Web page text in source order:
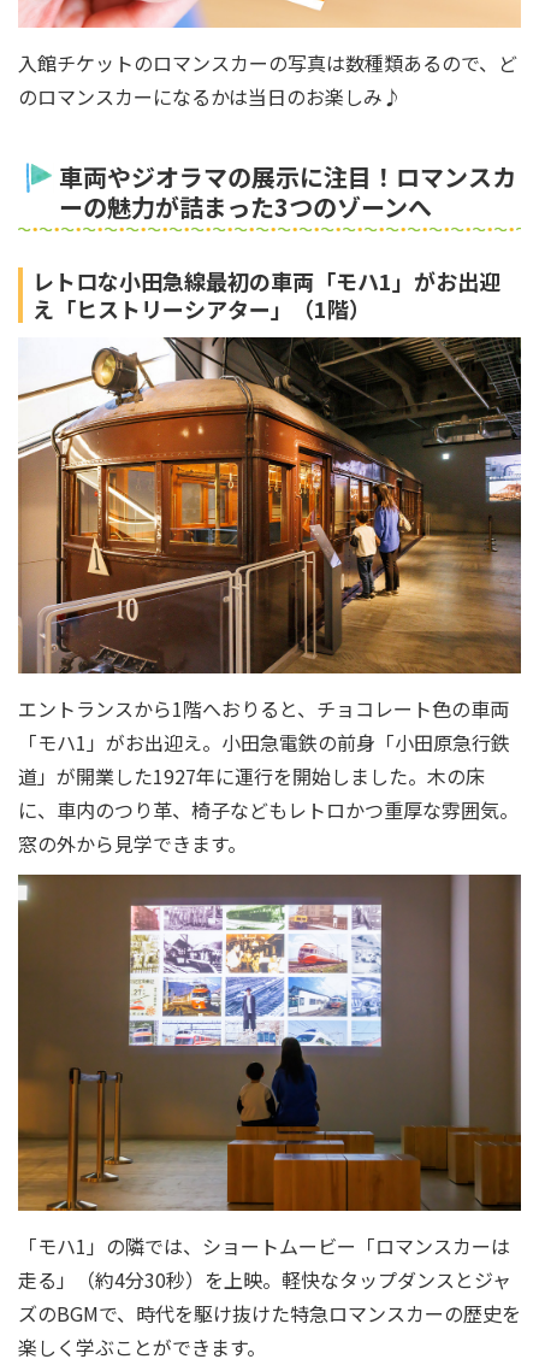
入館チケットのロマンスカーの写真は数種類あるので、ど
のロマンスカーになるかは当日のお楽しみ♪
車両やジオラマの展示に注目！ロマンスカ
ーの魅力が詰まった3つのゾーンへ
レトロな小田急線最初の車両「モハ1」がお出迎
え「ヒストリーシアター」（1階）
エントランスから1階へおりると、チョコレート色の車両
「モハ1」がお出迎え。小田急電鉄の前身「小田原急行鉄
道」が開業した1927年に運行を開始しました。木の床
に、車内のつり革、椅子などもレトロかつ重厚な雰囲気。
窓の外から見学できます。
「モハ1」の隣では、ショートムービー「ロマンスカーは
走る」（約4分30秒）を上映。軽快なタップダンスとジャ
ズのBGMで、時代を駆け抜けた特急ロマンスカーの歴史を
楽しく学ぶことができます。